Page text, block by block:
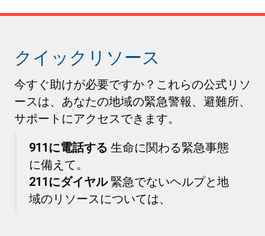
クイックリソース
今すぐ助けが必要ですか？これらの公式リソ
ースは、あなたの地域の緊急警報、避難所、
サポートにアクセスできます。
911に電話する 生命に関わる緊急事態
に備えて。
211にダイヤル緊急でないヘルプと地
域のリソースについては、